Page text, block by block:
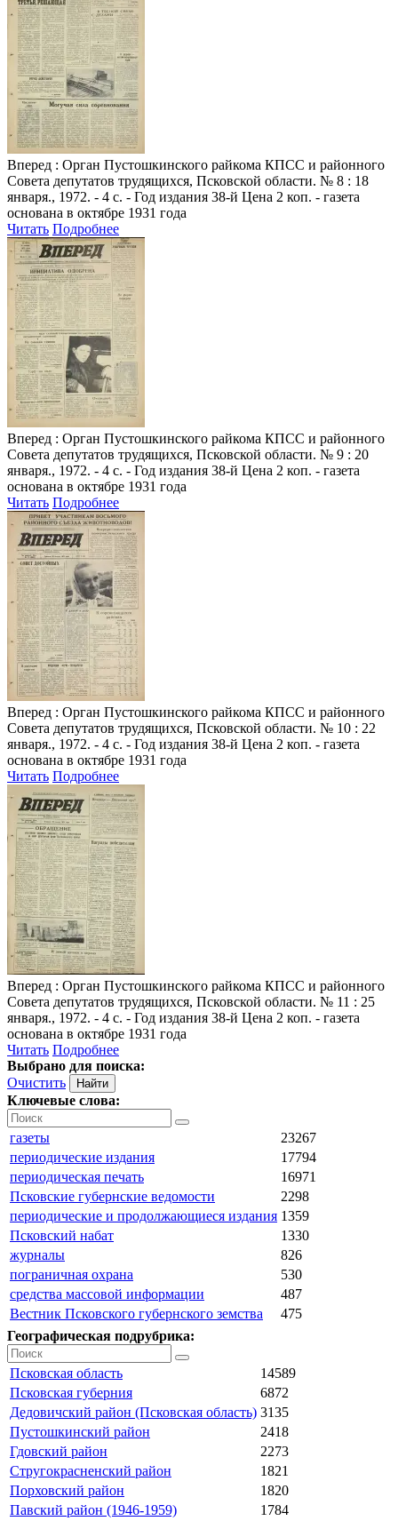
Вперед : Орган Пустошкинского райкома КПСС и районного
Совета депутатов трудящихся, Псковской области. № 8 : 18
января., 1972. - 4 с. - Год издания 38-й Цена 2 коп. - газета
основана в октябре 1931 года
Читать Подробнее
Вперед : Орган Пустошкинского райкома КПСС и районного
Совета депутатов трудящихся, Псковской области. № 9 : 20
января., 1972. - 4 с. - Год издания 38-й Цена 2 коп. - газета
основана в октябре 1931 года
Читать Подробнее
Вперед : Орган Пустошкинского райкома КПСС и районного
Совета депутатов трудящихся, Псковской области. № 10 : 22
января., 1972. - 4 с. - Год издания 38-й Цена 2 коп. - газета
основана в октябре 1931 года
Читать Подробнее
Вперед : Орган Пустошкинского райкома КПСС и районного
Совета депутатов трудящихся, Псковской области. № 11 : 25
января., 1972. - 4 с. - Год издания 38-й Цена 2 коп. - газета
основана в октябре 1931 года
Читать Подробнее
Выбрано для поиска:
Очистить
Ключевые слова:
газеты
23267
периодические издания
17794
периодическая печать
16971
Псковские губернские ведомости
2298
периодические и продолжающиеся издания 1359
Псковский набат
1330
журналы
826
пограничная охрана
530
средства массовой информации
487
Вестник Псковского губернского земства
475
Географическая подрубрика:
Псковская область
14589
Псковская губерния
6872
Дедовичский район (Псковская область) 3135
Пустошкинский район
2418
Гдовский район
2273
Стругокрасненский район
1821
Порховский район
1820
Павский район (1946-1959)
1784